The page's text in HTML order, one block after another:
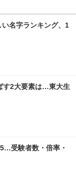
名字ランキング、1
す2大要素は…東大生
受験者数・倍率・